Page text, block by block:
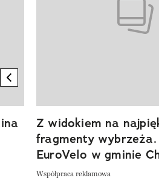
previous element
Z widokiem na
fragmenty wybrzeża.
EuroVelo w gminie
Współpraca reklamowa